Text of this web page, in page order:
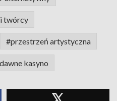
twórcy
#przestrzeń artystyczna
kasyno